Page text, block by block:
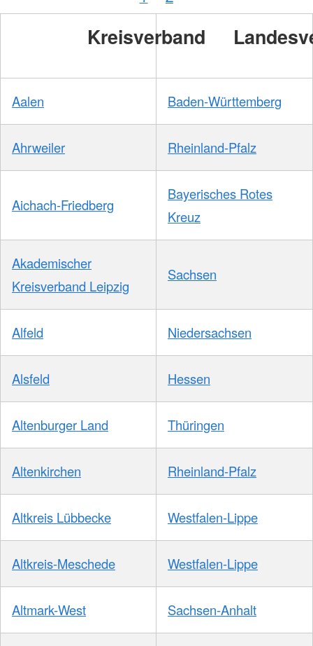
Kreisverband
Aalen Baden-Württemberg
Ahrweiler Rheinland-Pfalz
Aichach-Friedberg
Bayerisches Rotes
Kreuz
Akademischer
Kreisverband Leipzig
Sachsen
Alfeld Niedersachsen
Alsfeld Hessen
Altenburger Land Thüringen
Altenkirchen Rheinland-Pfalz
Altkreis Lübbecke Westfalen-Lippe
Altkreis-Meschede Westfalen-Lippe
Altmark-West Sachsen-Anhalt
GmbH